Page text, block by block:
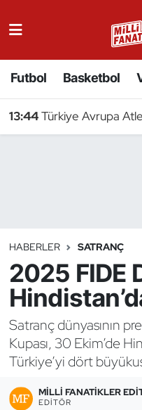
Futbol Basketbol
13:44Türkiye Avrupa
HABERLER SATRANÇ
2025 FIDE
Satranç dünyasının
Kupası, 30 Ekim’de
Türkiye’yi dört
MILLI FANATIKLER
EDITÖR
Badminton
Binicilik
Bisiklet
Bocce Bowling